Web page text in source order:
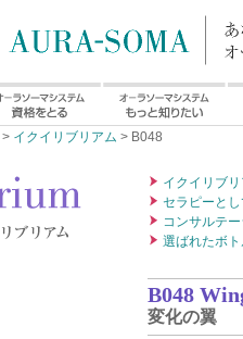
> イクイリブリアム > B048
イクイリブ
セラピーと
コンサルテ
選ばれたボ
B048
変化の翼